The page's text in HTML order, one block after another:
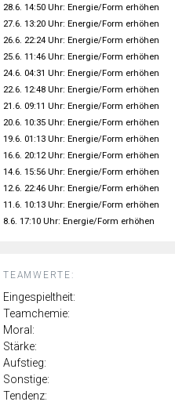
TEAMWERTE:
Eingespieltheit:
Teamchemie:
Moral:
Stärke:
Aufstieg:
Sonstige:
Tendenz:
28.6. 14:50 Uhr: Energie/Form erhöhen
27.6. 13:20 Uhr: Energie/Form erhöhen
26.6. 22:24 Uhr: Energie/Form erhöhen
25.6. 11:46 Uhr: Energie/Form erhöhen
24.6. 04:31 Uhr: Energie/Form erhöhen
22.6. 12:48 Uhr: Energie/Form erhöhen
21.6. 09:11 Uhr: Energie/Form erhöhen
20.6. 10:35 Uhr: Energie/Form erhöhen
19.6. 01:13 Uhr: Energie/Form erhöhen
16.6. 20:12 Uhr: Energie/Form erhöhen
14.6. 15:56 Uhr: Energie/Form erhöhen
12.6. 22:46 Uhr: Energie/Form erhöhen
11.6. 10:13 Uhr: Energie/Form erhöhen
8.6. 17:10 Uhr: Energie/Form erhöhen